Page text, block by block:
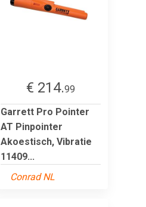
€ 214.99
Garrett Pro Pointer
AT Pinpointer
Akoestisch, Vibratie
11409...
Conrad NL